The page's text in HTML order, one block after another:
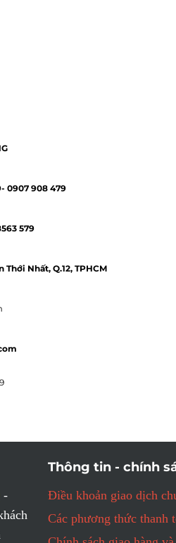
0907 908 479
579
Thới Nhất, Q.12, TPHCM
-
Thông tin - chính
Điều khoản giao dịch
Các phương thức thanh